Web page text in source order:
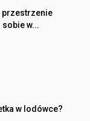
przestrzenie
w...
w lodówce?